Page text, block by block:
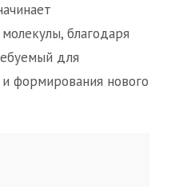
благодаря
для
формирования нового